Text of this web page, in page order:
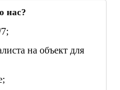
нас?
на объект для